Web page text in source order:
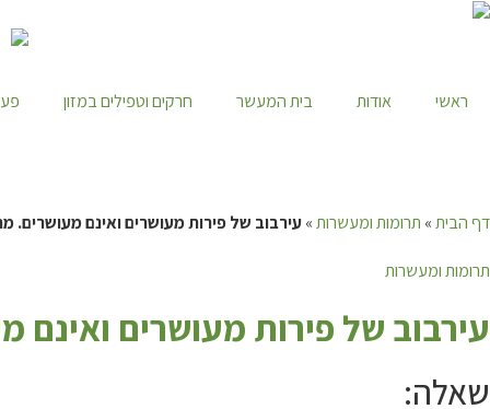
ראשי אודות בית המעשר חרקים וטפילים במזון
דף הבית» תרומות ומעשרות»עירבוב של פירות מעושרים ואינם מעושרים.
תרומות ומעשרות
עירבוב של פירות מעושרים ואינם
שאלה: